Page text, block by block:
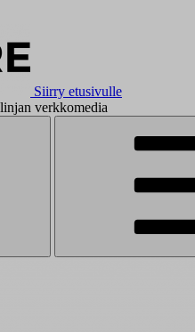
Siirry etusivulle
verkkomedia